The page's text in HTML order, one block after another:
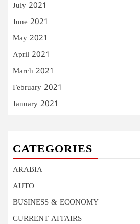
July 2021
June 2021
May 2021
April 2021
March 2021
February 2021
January 2021
CATEGORIES
ARABIA
AUTO
BUSINESS & ECONOMY
CURRENT AFFAIRS